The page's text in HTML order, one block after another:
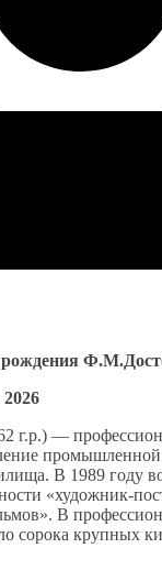
г.р.) —
В 1989 году
«художник-
В
сорока крупных